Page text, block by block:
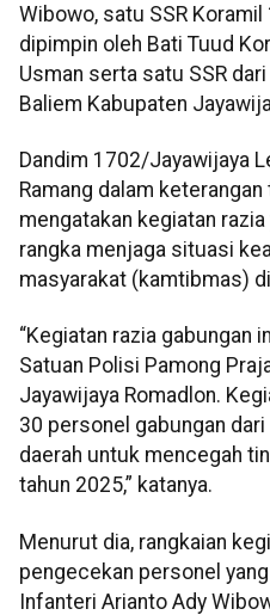
Wibowo, satu SSR
dipimpin oleh Bati Tuud
Usman serta satu SSR
Baliem Kabupaten
Dandim 1702/Jayawijaya
Ramang dalam
mengatakan kegiatan
rangka menjaga situasi
masyarakat (kamtibmas)
“Kegiatan razia gabungan
Satuan Polisi Pamong
Jayawijaya Romadlon.
30 personel gabungan
daerah untuk mencegah
tahun 2025,” katanya.
Menurut dia, rangkaian
pengecekan personel
Infanteri Arianto Ady